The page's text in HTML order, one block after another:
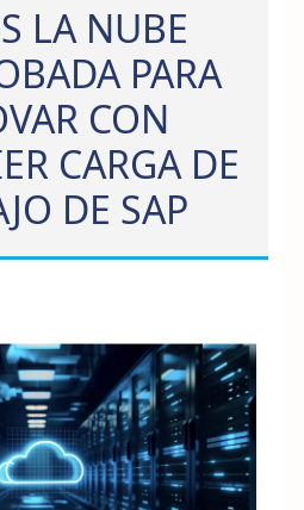
LA NUBE
PARA
CON
CARGA DE
DE SAP